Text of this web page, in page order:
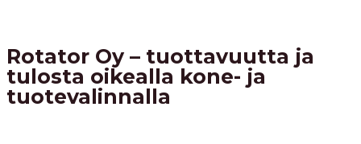
Rotator Oy – tuottavuutta ja
tulosta oikealla kone- ja
tuotevalinnalla